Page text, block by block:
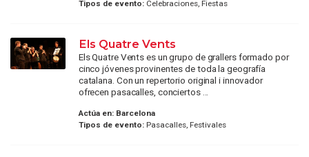
Tipos de evento:Celebraciones, Fiestas
Els Quatre Vents
Els Quatre Vents es un grupo de grallers formado por
cinco jóvenes provinentes de toda la geografía
catalana. Con un repertorio original i innovador
ofrecen pasacalles, conciertos ...
Actúa en: Barcelona
Tipos de evento:Pasacalles, Festivales